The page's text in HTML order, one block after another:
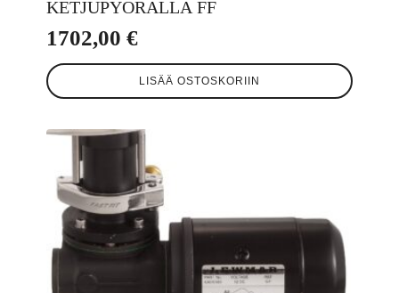
KETJUPYÖRÄLLÄ FF
1702,00 €
LISÄÄ OSTOSKORIIN